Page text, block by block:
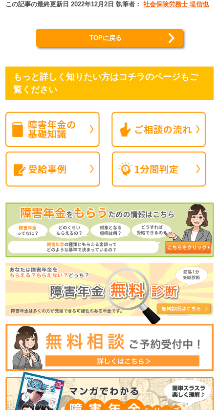
この記事の最終更新日 2022年12月2日 執筆者：社会保険労務士 堤信也
TOPに戻る
もっと詳しく知りたい方はコチラのページもご
覧ください